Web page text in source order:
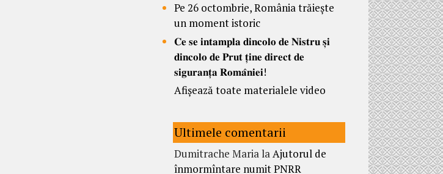
Pe 26 octombrie, România trăiește
un moment istoric
𝐂𝐞 𝐬𝐞 𝐢𝐧𝐭𝐚𝐦𝐩𝐥𝐚 𝐝𝐢𝐧𝐜𝐨𝐥𝐨 𝐝𝐞 𝐍𝐢𝐬𝐭𝐫𝐮 𝐬̦𝐢
𝐝𝐢𝐧𝐜𝐨𝐥𝐨 𝐝𝐞 𝐏𝐫𝐮𝐭 𝐭̦𝐢𝐧𝐞 𝐝𝐢𝐫𝐞𝐜𝐭 𝐝𝐞
𝐬𝐢𝐠𝐮𝐫𝐚𝐧𝐭̦𝐚 𝐑𝐨𝐦𝐚̂𝐧𝐢𝐞𝐢!
Afișează toate materialele video
Ultimele comentarii
Dumitrache MarialaAjutorul de
înmormîntare numit PNRR